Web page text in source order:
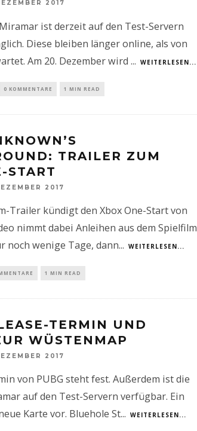
2017
ist derzeit auf den Test-Servern
Diese bleiben länger online, als von
Am 20. Dezember wird ... WEITERLESEN...
0 KOMMENTARE 1 MIN READ
TRAILER ZUM
START
2017
Trailer kündigt den Xbox One-Start von
nimmt dabei Anleihen aus dem Spielfilm
noch wenige Tage, dann... WEITERLESEN...
1 MIN READ
TERMIN UND
WÜSTENMAP
2017
von PUBG steht fest. Außerdem ist die
auf den Test-Servern verfügbar. Ein
Karte vor. Bluehole St... WEITERLESEN...